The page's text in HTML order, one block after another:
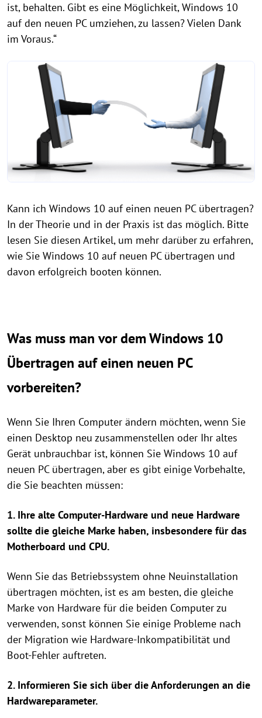
ist, behalten. Gibt es eine Möglichkeit, Windows 10
auf den neuen PC umziehen, zu lassen? Vielen Dank
im Voraus.“
Kann ich Windows 10 auf einen neuen PC übertragen?
In der Theorie und in der Praxis ist das möglich. Bitte
lesen Sie diesen Artikel, um mehr darüber zu erfahren,
wie Sie Windows 10 auf neuen PC übertragen und
davon erfolgreich booten können.
Was muss man vor dem Windows 10
Übertragen auf einen neuen PC
vorbereiten?
Wenn Sie Ihren Computer ändern möchten, wenn Sie
einen Desktop neu zusammenstellen oder Ihr altes
Gerät unbrauchbar ist, können Sie Windows 10 auf
neuen PC übertragen, aber es gibt einige Vorbehalte,
die Sie beachten müssen:
1. Ihre alte Computer-Hardware und neue Hardware
sollte die gleiche Marke haben, insbesondere für das
Motherboard und CPU.
Wenn Sie das Betriebssystem ohne Neuinstallation
übertragen möchten, ist es am besten, die gleiche
Marke von Hardware für die beiden Computer zu
verwenden, sonst können Sie einige Probleme nach
der Migration wie Hardware-Inkompatibilität und
Boot-Fehler auftreten.
2. Informieren Sie sich über die Anforderungen an die
Hardwareparameter.